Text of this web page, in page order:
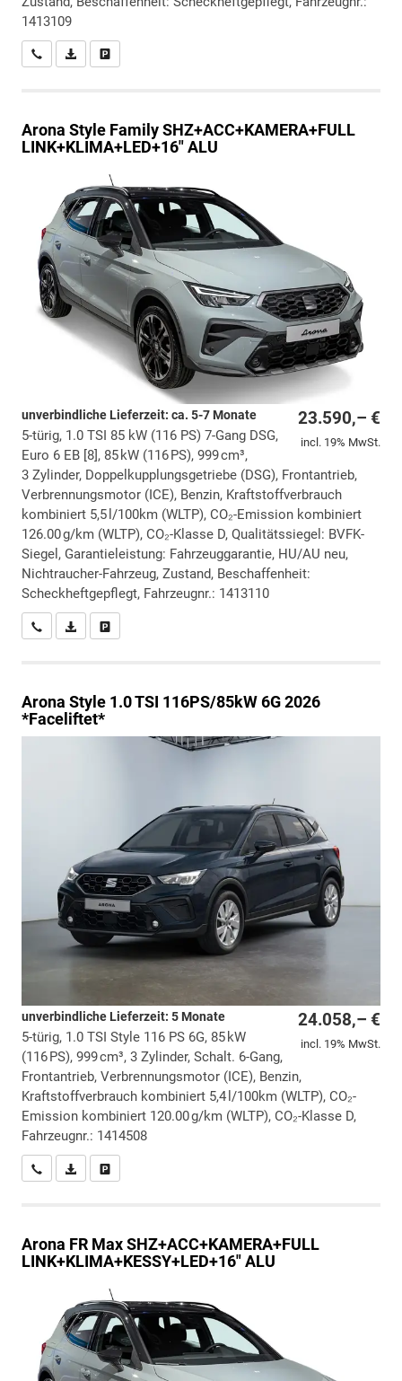
1413109
Wir rufen Sie anPDF-Datei, Fahrzeugexposé drucken
Arona Style Family SHZ+ACC+KAMERA+FULL
LINK+KLIMA+LED+16" ALU
23.590,– €
incl. 19% MwSt.
unverbindliche Lieferzeit: ca. 5-7 Monate
5-türig, 1.0 TSI 85 kW (116 PS) 7-Gang DSG,
Euro 6 EB [8], 85 kW (116 PS), 999 cm³,
3 Zylinder, Doppelkupplungsgetriebe (DSG), Frontantrieb,
Verbrennungsmotor (ICE), Benzin, Kraftstoffverbrauch
kombiniert 5,5 l/100km (WLTP), CO₂-Emission kombiniert
126.00 g/km (WLTP), CO₂-Klasse D, Qualitätssiegel: BVFK-
Siegel, Garantieleistung: Fahrzeuggarantie, HU/AU neu,
Nichtraucher-Fahrzeug, Zustand, Beschaffenheit:
Scheckheftgepflegt, Fahrzeugnr.: 1413110
Wir rufen Sie anPDF-Datei, Fahrzeugexposé drucken
Arona Style 1.0 TSI 116PS/85kW 6G 2026
*Faceliftet*
24.058,– €
incl. 19% MwSt.
unverbindliche Lieferzeit: 5 Monate
5-türig, 1.0 TSI Style 116 PS 6G, 85 kW
(116 PS), 999 cm³, 3 Zylinder, Schalt. 6-Gang,
Frontantrieb, Verbrennungsmotor (ICE), Benzin,
Kraftstoffverbrauch kombiniert 5,4 l/100km (WLTP), CO₂-
Emission kombiniert 120.00 g/km (WLTP), CO₂-Klasse D,
Fahrzeugnr.: 1414508
Wir rufen Sie anPDF-Datei, Fahrzeugexposé drucken
Arona FR Max SHZ+ACC+KAMERA+FULL
LINK+KLIMA+KESSY+LED+16" ALU